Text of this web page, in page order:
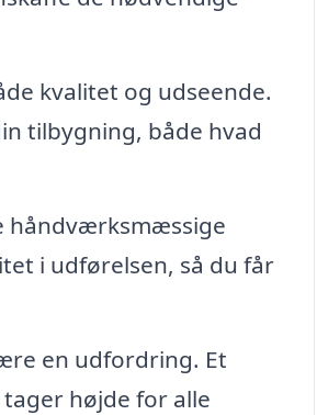
kvalitet og udseende.
tilbygning, både hvad
håndværksmæssige
i udførelsen, så du får
en udfordring. Et
højde for alle